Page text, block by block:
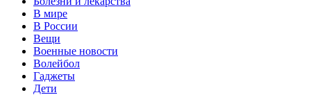
В мире
В России
Вещи
Военные новости
Волейбол
Гаджеты
Дети